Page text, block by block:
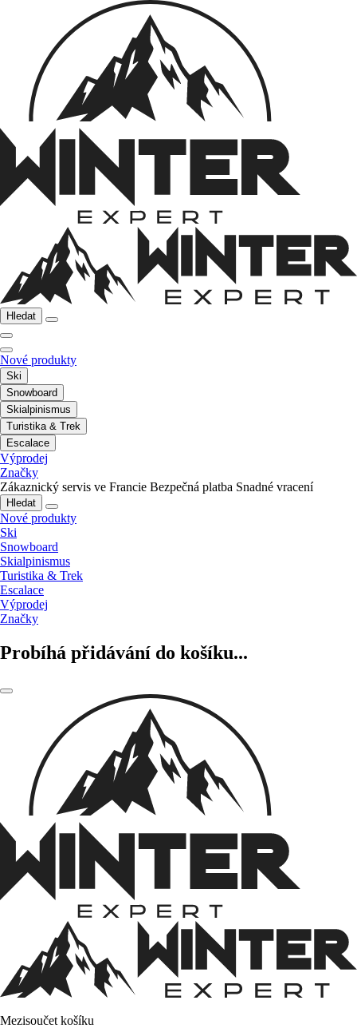
Hledat
Nové produkty
Ski
Snowboard
Skialpinismus
Turistika & Trek
Escalace
Výprodej
Značky
Zákaznický servis ve Francie Bezpečná platba Snadné vracení
Hledat
Nové produkty
Ski
Snowboard
Skialpinismus
Turistika & Trek
Escalace
Výprodej
Značky
Probíhá přidávání do košíku...
Mezisoučet košíku